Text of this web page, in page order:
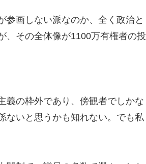
参画しない派なのか、全く政治と
、その全体像が1100万有権者の投
義の枠外であり、傍観者でしかな
ないと思うかも知れない。でも私